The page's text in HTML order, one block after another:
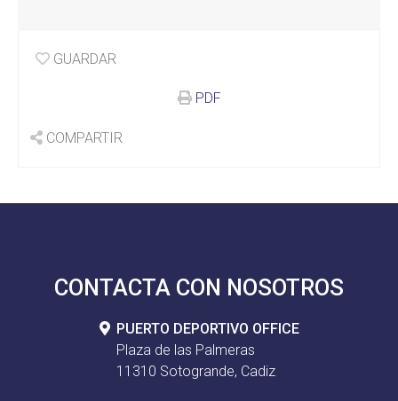
GUARDAR
PDF
COMPARTIR
CONTACTA CON NOSOTROS
PUERTO DEPORTIVO OFFICE
Plaza de las Palmeras
11310 Sotogrande, Cadiz